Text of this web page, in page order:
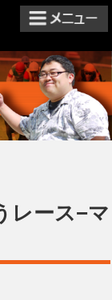
レース−マ